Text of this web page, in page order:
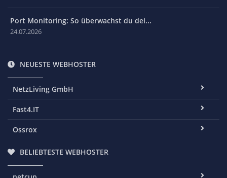
Port Monitoring: So überwachst du dei...
24.07.2026
NEUESTE WEBHOSTER
NetzLiving GmbH
Fast4.IT
Ossrox
BELIEBTESTE WEBHOSTER